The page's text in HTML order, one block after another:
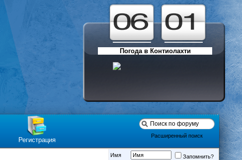
Погода в Контиолахти
Расширенный поиск
Регистрация
Имя Запомнить?